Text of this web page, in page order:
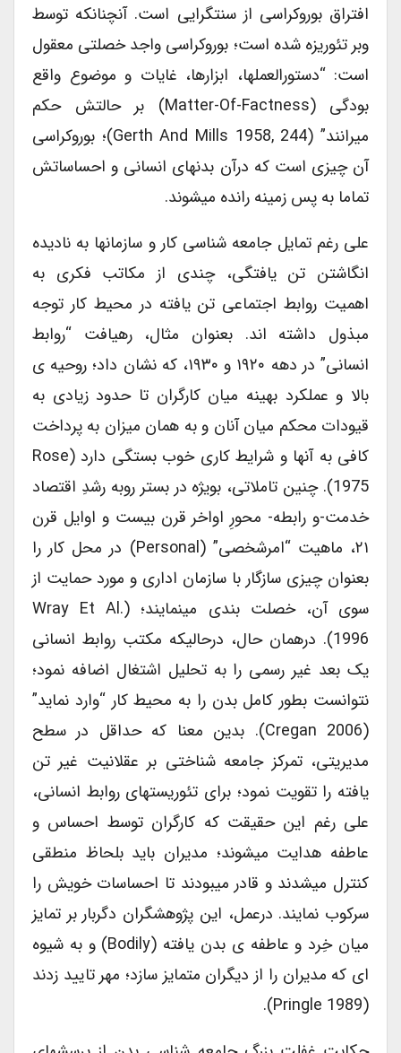
افتراق بوروکراسی از سنتگرایی است. آنچنانکه توسط
وبر تئوریزه شده است؛ بوروکراسی واجد خصلتی معقول
است: “دستورالعملها، ابزارها، غایات و موضوع واقع
بودگی (matter-Of-Factness) بر حالتش حکم
میرانند” (Gerth And Mills 1958, 244)؛ بوروکراسی
آن چیزی است که درآن بدنهای انسانی و احساساتش
تماما به پس زمینه رانده میشوند.
علی رغم تمایل جامعه شناسی کار و سازمانها به نادیده
انگاشتن تن یافتگی، چندی از مکاتب فکری به
اهمیت روابط اجتماعی تن یافته در محیط کار توجه
مبذول داشته اند. بعنوان مثال، رهیافت “روابط
انسانی” در دهه ۱۹۲۰ و ۱۹۳۰، که نشان داد؛ روحیه ی
بالا و عملکرد بهینه میان کارگران تا حدود زیادی به
قیودات محکم میان آنان و به همان میزان به پرداخت
کافی به آنها و شرایط کاری خوب بستگی دارد (Rose
1975). چنین تاملاتی، بویژه در بستر روبه رشدِ اقتصاد
خدمت-و رابطه- محورِ اواخر قرن بیست و اوایل قرن
۲۱، ماهیت “امرشخصی” (personal) در محل کار را
بعنوان چیزی سازگار با سازمان اداری و مورد حمایت از
سوی آن، خصلت بندی مینمایند؛ (Wray Et Al.
1996). درهمان حال، درحالیکه مکتب روابط انسانی
یک بعد غیر رسمی را به تحلیل اشتغال اضافه نمود؛
نتوانست بطور کامل بدن را به محیط کار “وارد نماید”
(Cregan 2006). بدین معنا که حداقل در سطح
مدیریتی، تمرکز جامعه شناختی بر عقلانیت غیر تن
یافته را تقویت نمود؛ برای تئوریستهای روابط انسانی،
علی رغم این حقیقت که کارگران توسط احساس و
عاطفه هدایت میشوند؛ مدیران باید بلحاظ منطقی
کنترل میشدند و قادر میبودند تا احساسات خویش را
سرکوب نمایند. درعمل، این پژوهشگران دگربار بر تمایز
میان خِرد و عاطفه ی بدن یافته (bodily) و به شیوه
ای که مدیران را از دیگران متمایز سازد؛ مهر تایید زدند